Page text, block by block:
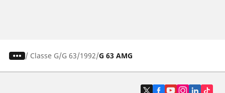
/ Classe G G 63 1992 G 63 AMG